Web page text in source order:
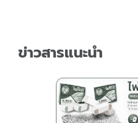
ข่าวสารแนะนำ